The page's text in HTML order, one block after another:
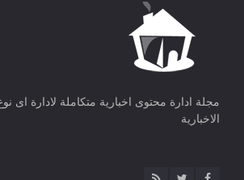
مجلة ادارة محتوى اخبارية متكاملة لادارة اى
الاخبارية